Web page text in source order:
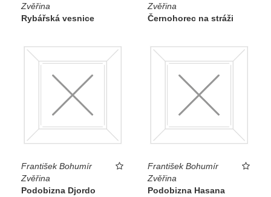
Zvěřina
Rybářská vesnice
Zvěřina
Černohorec na stráži
František Bohumír
Zvěřina
Podobizna Djordo
František Bohumír
Zvěřina
Podobizna Hasana